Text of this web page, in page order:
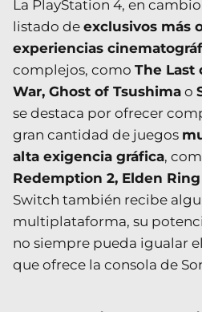
La PlayStation 4, en
listado de exclusivos más
experiencias
complejos, como The Last
War, Ghost of Tsushima o
se destaca por ofrecer
gran cantidad de juegos
alta exigencia gráfica,
Redemption 2, Elden Ring
Switch también recibe
multiplataforma, su
no siempre pueda igualar
que ofrece la consola de